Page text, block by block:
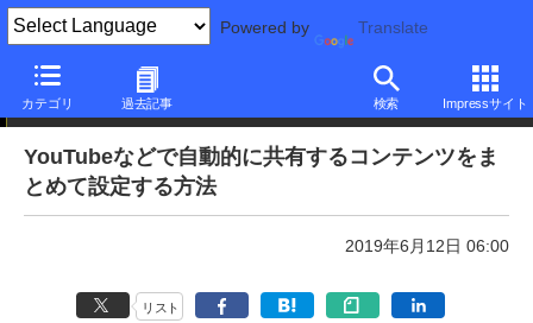
Powered by Translate
カテゴリ 過去記事 検索 Impressサイト
本日のできるネット
YouTubeなどで自動的に共有するコンテンツをま
とめて設定する方法
2019年6月12日 06:00
リスト